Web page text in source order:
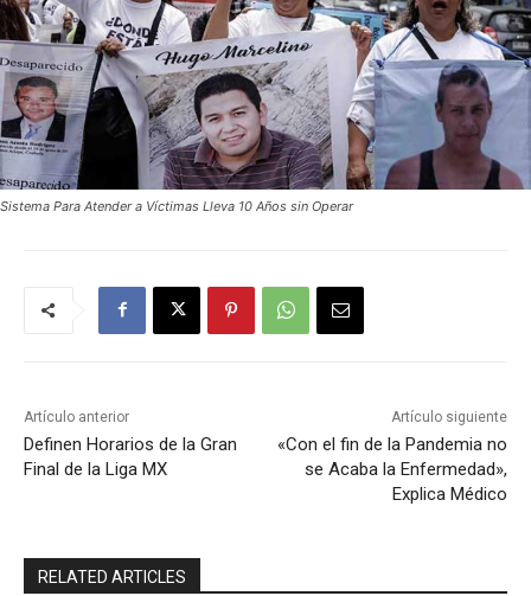
Sistema Para Atender a Víctimas Lleva 10 Años sin Operar
Artículo anterior
Definen Horarios de la Gran
Final de la Liga MX
Artículo siguiente
«Con el fin de la Pandemia no
se Acaba la Enfermedad»,
Explica Médico
RELATED ARTICLES